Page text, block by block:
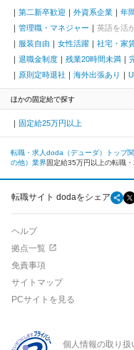
第二新卒歓迎 外資系企業 年
管理職・マネジャー
英語を活
服装自由
女性活躍 社宅・家
退職金制度
残業20時間未満
原則定時退社
海外出張あり
ほかの固定給で探す
固定給25万円以上
転職・求人doda（デューダ）トップ
の他）業界固定給35万円以上の転職
転職サイト dodaをシェア
ヘルプ
拠点一覧
免責事項
サイトマップ
PCサイトを見る
個人情報の取り扱